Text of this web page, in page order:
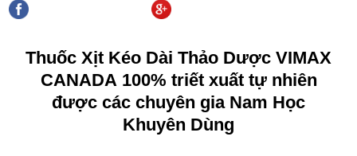
Thuốc Xịt Kéo Dài Thảo Dược VIMAX
CANADA 100% triết xuất tự nhiên
được các chuyên gia Nam Học
Khuyên Dùng